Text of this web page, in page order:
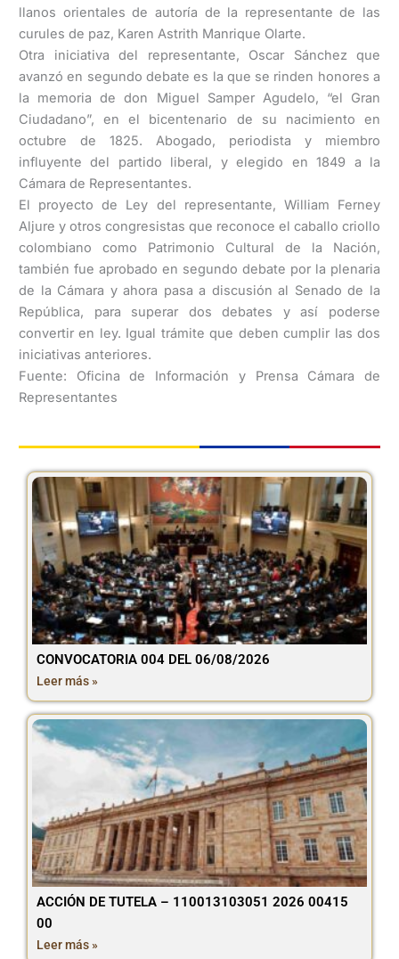
llanos orientales de autoría de la representante de las
curules de paz, Karen Astrith Manrique Olarte.
Otra iniciativa del representante, Oscar Sánchez que
avanzó en segundo debate es la que se rinden honores a
la memoria de don Miguel Samper Agudelo, “el Gran
Ciudadano”, en el bicentenario de su nacimiento en
octubre de 1825. Abogado, periodista y miembro
influyente del partido liberal, y elegido en 1849 a la
Cámara de Representantes.
El proyecto de Ley del representante, William Ferney
Aljure y otros congresistas que reconoce el caballo criollo
colombiano como Patrimonio Cultural de la Nación,
también fue aprobado en segundo debate por la plenaria
de la Cámara y ahora pasa a discusión al Senado de la
República, para superar dos debates y así poderse
convertir en ley. Igual trámite que deben cumplir las dos
iniciativas anteriores.
Fuente: Oficina de Información y Prensa Cámara de
Representantes
CONVOCATORIA 004 DEL 06/08/2026
Leer más »
ACCIÓN DE TUTELA – 110013103051 2026 00415
00
Leer más »